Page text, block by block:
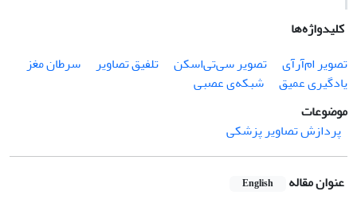
کلیدواژه‌ها
تصویر ام‌آرآی
تصویر سی‌تی‌اسکن تلفیق تصاویر
سرطان مغز
یادگیری عمیق
شبکه‌ی عصبی
موضوعات
پردازش تصاویر پزشکی
عنوان مقاله English